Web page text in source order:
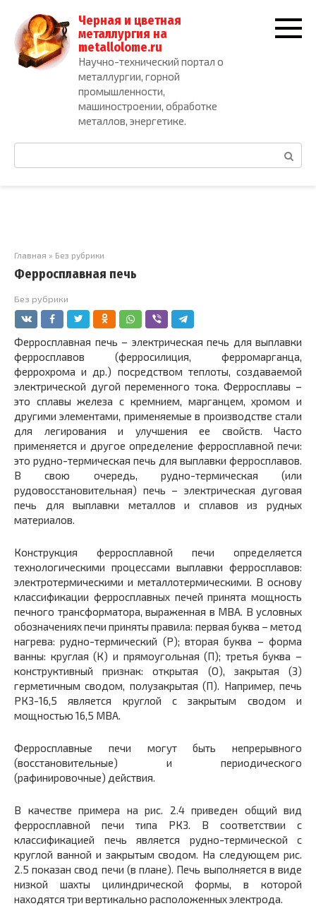
контенту
Черная и цветная
металлургия на
metallolome.ru
Научно-технический портал о
металлургии, горной
промышленности,
машиностроении, обработке
металлов, энергетике.
Главная » Без рубрики
Ферросплавная печь
Без рубрики
Ферросплавная печь – электрическая печь для выплавки
ферросплавов (ферросилиция, ферромарганца,
феррохрома и др.) посредством теплоты, создаваемой
электрической дугой переменного тока. Ферросплавы –
это сплавы железа с кремнием, марганцем, хромом и
другими элементами, применяемые в производстве стали
для легирования и улучшения ее свойств. Часто
применяется и другое определение ферросплавной печи:
это рудно-термическая печь для выплавки ферросплавов.
В свою очередь, рудно-термическая (или
рудовосстановительная) печь – электрическая дуговая
печь для выплавки металлов и сплавов из рудных
материалов.
Конструкция ферросплавной печи определяется
технологическими процессами выплавки ферросплавов:
электротермическими и металлотермическими. В основу
классификации ферросплавных печей принята мощность
печного трансформатора, выраженная в МВА. В условных
обозначениях печи приняты правила: первая буква – метод
нагрева: рудно-термический (Р); вторая буква – форма
ванны: круглая (К) и прямоугольная (П); третья буква –
конструктивный признак: открытая (О), закрытая (З)
герметичным сводом, полузакрытая (П). Например, печь
РКЗ-16,5 является круглой с закрытым сводом и
мощностью 16,5 МВА.
Ферросплавные печи могут быть непрерывного
(восстановительные) и периодического
(рафинировочные) действия.
В качестве примера на рис. 2.4 приведен общий вид
ферросплавной печи типа РКЗ. В соответствии с
классификацией печь является рудно-термической с
круглой ванной и закрытым сводом. На следующем рис.
2.5 показан свод печи (в плане). Печь выполняется в виде
низкой шахты цилиндрической формы, в которой
находятся три вертикально расположенных электрода.